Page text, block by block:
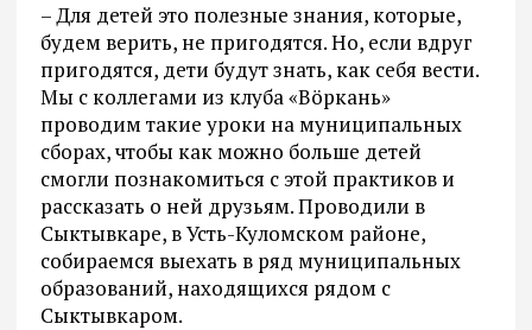
– Для детей это полезные знания, которые,
будем верить, не пригодятся. Но, если вдруг
пригодятся, дети будут знать, как себя вести.
Мы с коллегами из клуба «Вöркань»
проводим такие уроки на муниципальных
сборах, чтобы как можно больше детей
смогли познакомиться с этой практиков и
рассказать о ней друзьям. Проводили в
Сыктывкаре, в Усть-Куломском районе,
собираемся выехать в ряд муниципальных
образований, находящихся рядом с
Сыктывкаром.